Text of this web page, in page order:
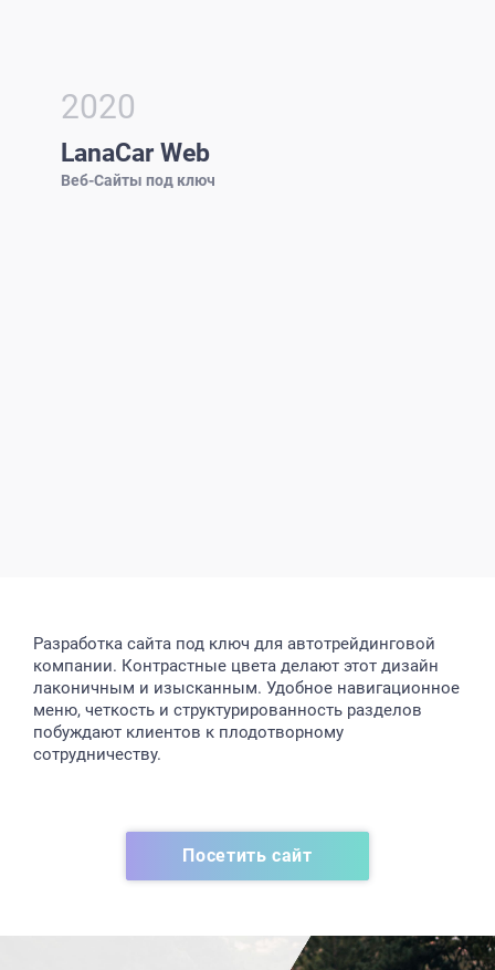
2020
LanaCar Web
Веб-Сайты под ключ
Разработка сайта под ключ для автотрейдинговой
компании. Контрастные цвета делают этот дизайн
лаконичным и изысканным. Удобное навигационное
меню, четкость и структурированность разделов
побуждают клиентов к плодотворному
сотрудничеству.
Посетить сайт